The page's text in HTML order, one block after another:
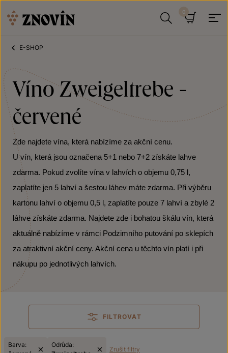
E-SHOP
Víno Zweigeltrebe -
červené
Zde najdete vína, která nabízíme za akční cenu.
U vín, která jsou označena 5+1 nebo 7+2 získáte lahve
zdarma. Pokud zvolíte vína v lahvích o objemu 0,75 l,
zaplatíte jen 5 lahví a šestou láhev máte zdarma. Při výběru
kartonu lahví o objemu 0,5 l, zaplatíte pouze 7 lahví a zbylé 2
láhve získáte zdarma. Najdete zde i bohatou škálu vín, která
aktuálně nabízíme v rámci Podzimního putování po sklepích
za atraktivní akční ceny. Akční cena u těchto vín platí i při
nákupu po jednotlivých lahvích.
FILTROVAT
Barva:
Odrůda:
Zrušit filtry